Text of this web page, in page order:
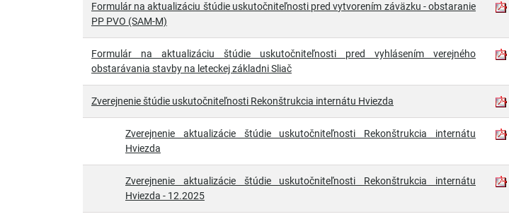
Formulár na aktualizáciu štúdie uskutočniteľnosti pred vytvorením záväzku - obstaranie
PP PVO (SAM-M)
Formulár na aktualizáciu štúdie uskutočniteľnosti pred vyhlásením verejného
obstarávania stavby na leteckej základni Sliač
Zverejnenie štúdie uskutočniteľnosti Rekonštrukcia internátu Hviezda
Zverejnenie aktualizácie štúdie uskutočniteľnosti Rekonštrukcia internátu
Hviezda
Zverejnenie aktualizácie štúdie uskutočniteľnosti Rekonštrukcia internátu
Hviezda - 12.2025